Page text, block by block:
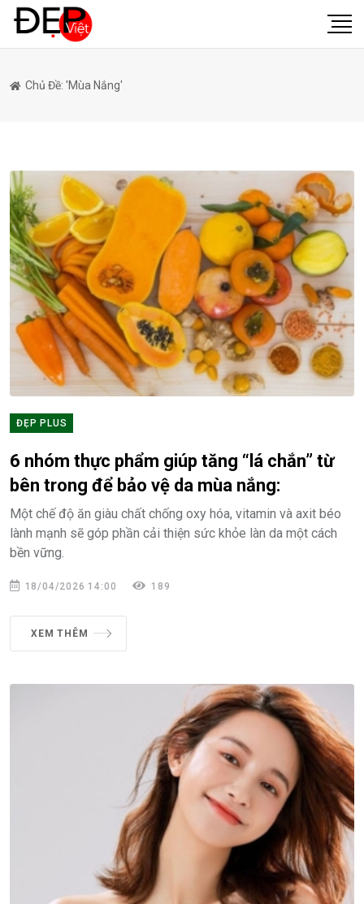
Chủ Đề: 'mùa Nắng'
ĐẸP PLUS
6 nhóm thực phẩm giúp tăng “lá chắn” từ
bên trong để bảo vệ da mùa nắng:
Một chế độ ăn giàu chất chống oxy hóa, vitamin và axit béo
lành mạnh sẽ góp phần cải thiện sức khỏe làn da một cách
bền vững.
18/04/2026 14:00 189
XEM THÊM